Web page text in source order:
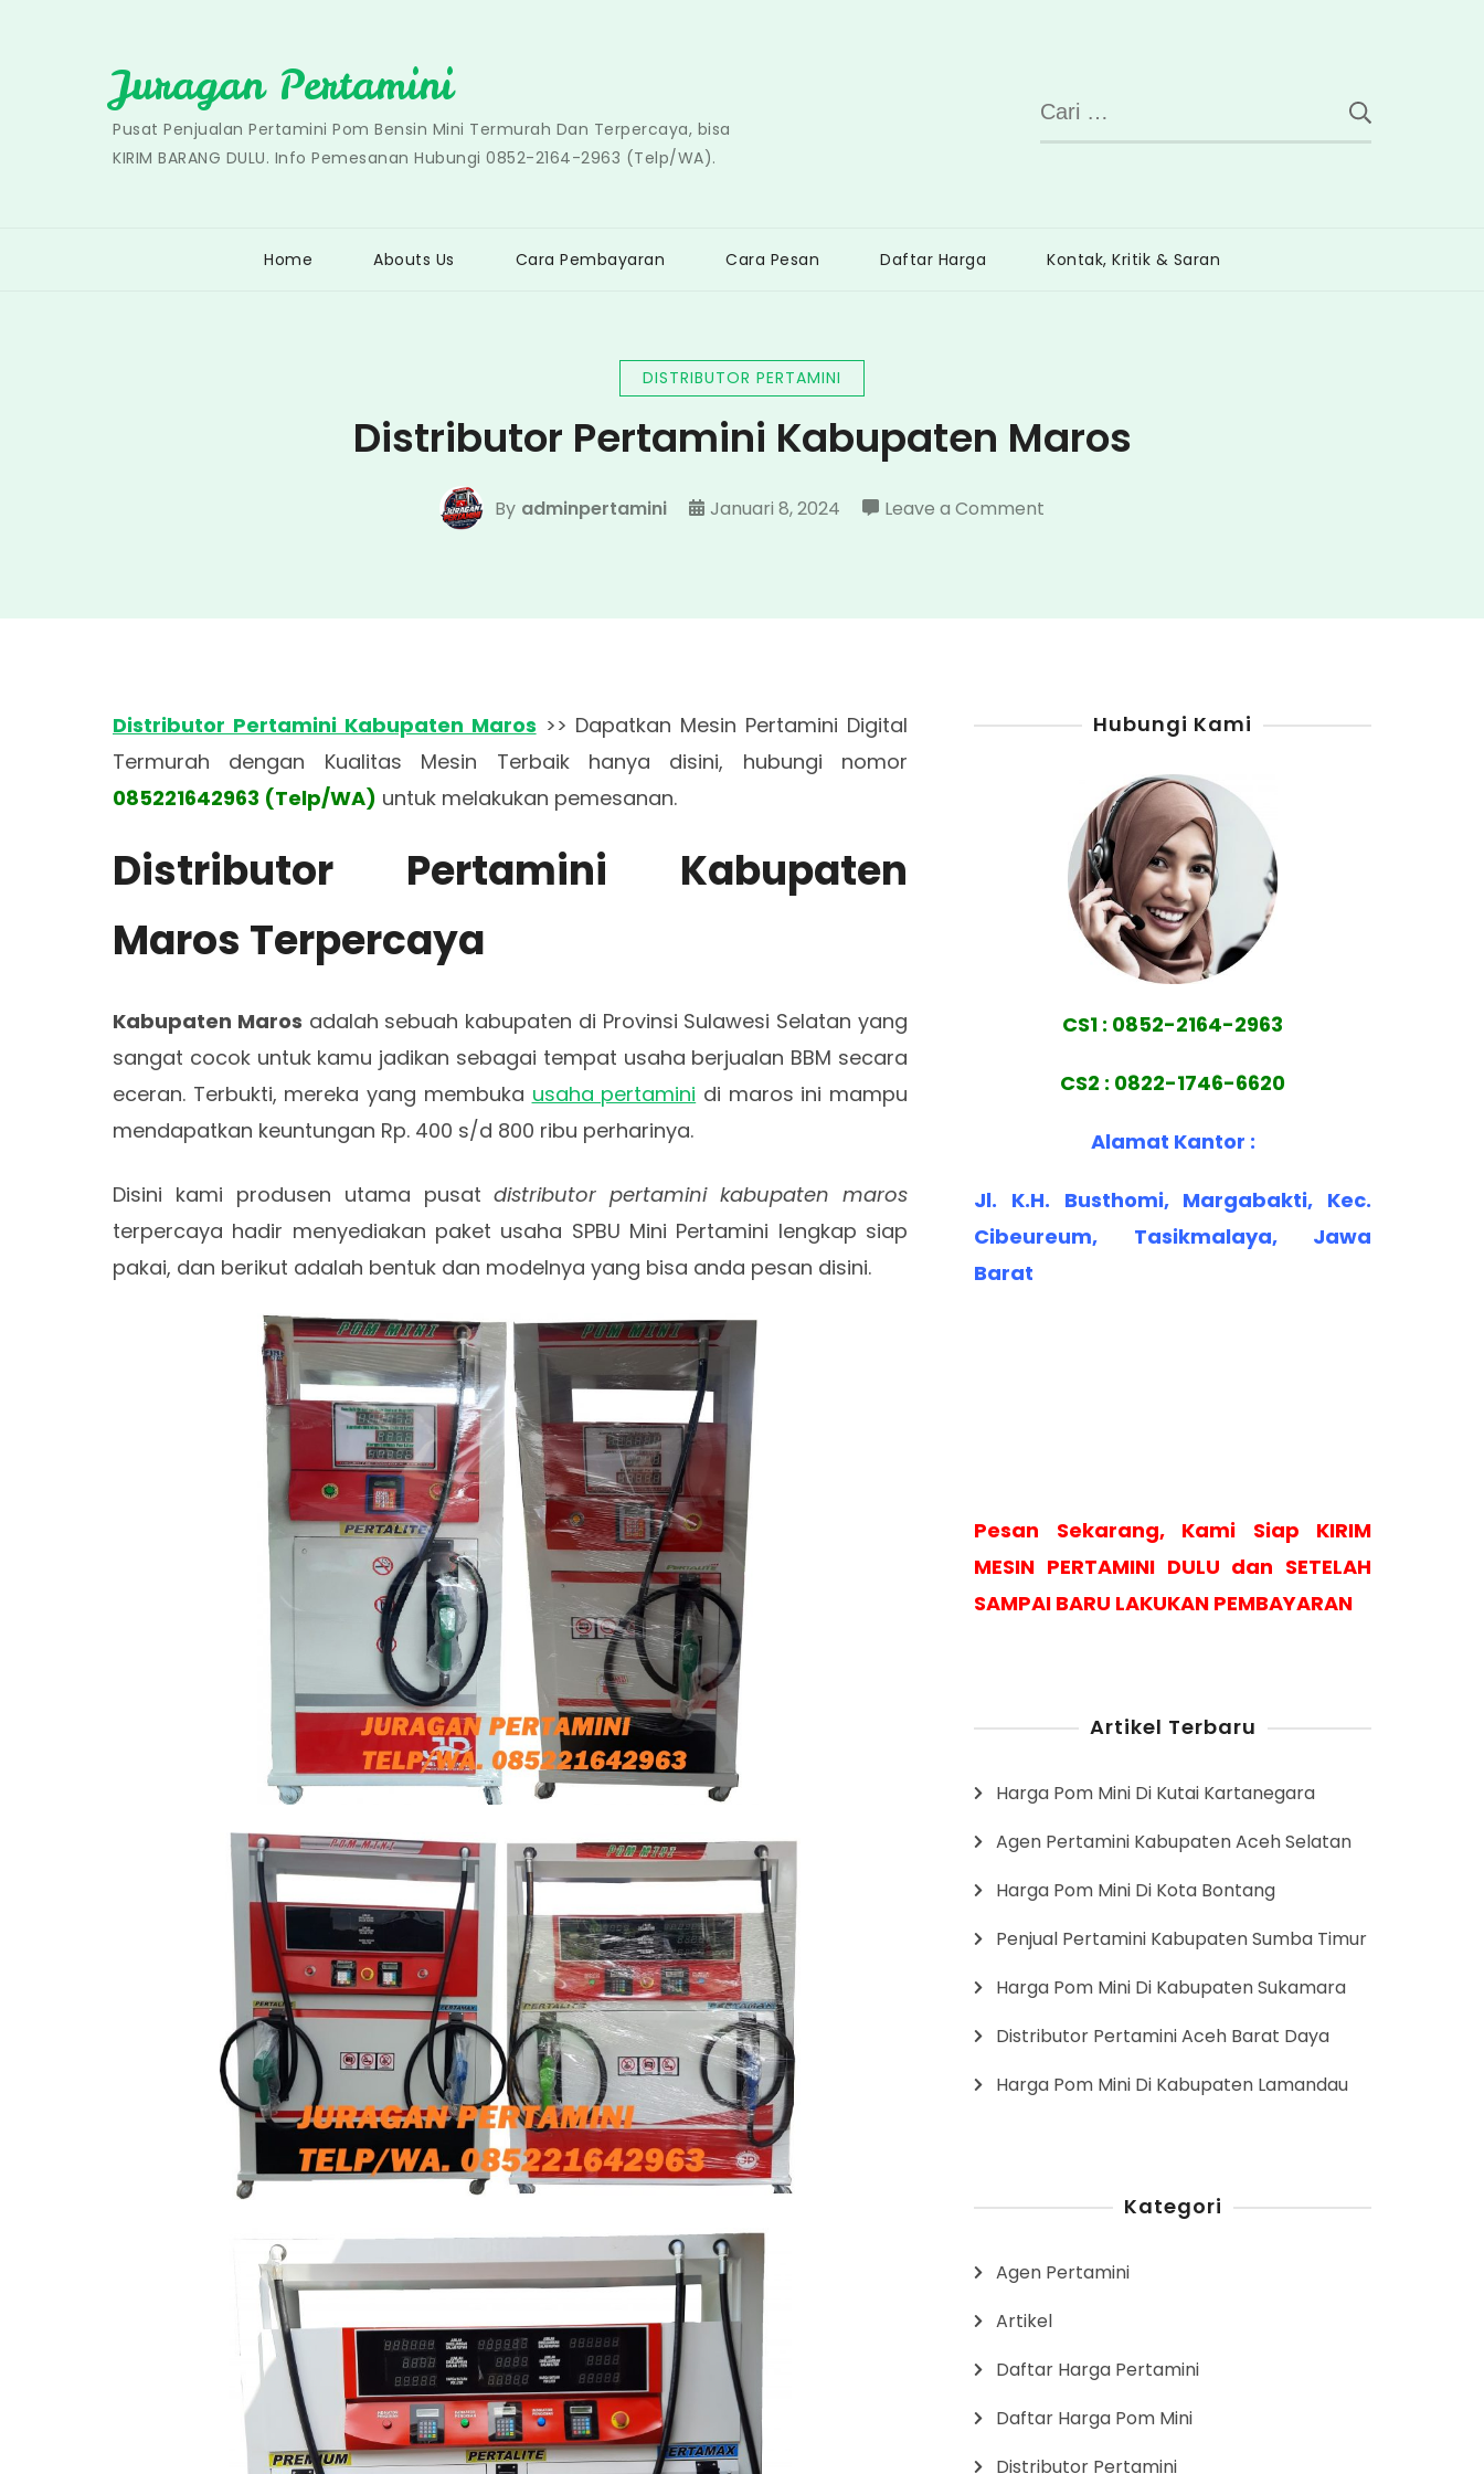
Juragan Pertamini
Pusat Penjualan Pertamini Pom Bensin Mini Termurah Dan Terpercaya, bisa
KIRIM BARANG DULU. Info Pemesanan Hubungi 0852-2164-2963 (Telp/WA).
Cari
untuk:
Home Abouts Us Cara Pembayaran Cara Pesan Daftar Harga Kontak, Kritik & Saran
DISTRIBUTOR PERTAMINI
Distributor Pertamini Kabupaten Maros
By adminpertamini Januari 8, 2024 Leave a Comment
Distributor Pertamini Kabupaten Maros >> Dapatkan Mesin Pertamini Digital
Termurah dengan Kualitas Mesin Terbaik hanya disini, hubungi nomor
085221642963 (Telp/WA) untuk melakukan pemesanan.
Distributor Pertamini Kabupaten
Maros Terpercaya
Kabupaten Maros adalah sebuah kabupaten di Provinsi Sulawesi Selatan yang
sangat cocok untuk kamu jadikan sebagai tempat usaha berjualan BBM secara
eceran. Terbukti, mereka yang membuka usaha pertamini di maros ini mampu
mendapatkan keuntungan Rp. 400 s/d 800 ribu perharinya.
Disini kami produsen utama pusatdistributor pertamini kabupaten maros
terpercaya hadir menyediakan paket usaha SPBU Mini Pertamini lengkap siap
pakai, dan berikut adalah bentuk dan modelnya yang bisa anda pesan disini.
Hubungi Kami
CS1 : 0852-2164-2963
CS2 : 0822-1746-6620
Alamat Kantor :
Jl. K.H. Busthomi, Margabakti, Kec.
Cibeureum, Tasikmalaya, Jawa
Barat
Pesan Sekarang, Kami Siap KIRIM
MESIN PERTAMINI DULU dan SETELAH
SAMPAI BARU LAKUKAN PEMBAYARAN
Artikel Terbaru
Harga Pom Mini Di Kutai Kartanegara
Agen Pertamini Kabupaten Aceh Selatan
Harga Pom Mini Di Kota Bontang
Penjual Pertamini Kabupaten Sumba Timur
Harga Pom Mini Di Kabupaten Sukamara
Distributor Pertamini Aceh Barat Daya
Harga Pom Mini Di Kabupaten Lamandau
Kategori
Agen Pertamini
Artikel
Daftar Harga Pertamini
Daftar Harga Pom Mini
Distributor Pertamini